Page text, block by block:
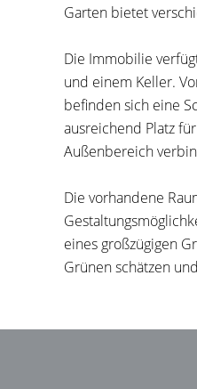
Garten bietet
Die Immobilie
und einem Keller.
befinden sich eine
ausreichend Platz
Außenbereich
Die vorhandene
eines großzügigen
Grünen schätzen